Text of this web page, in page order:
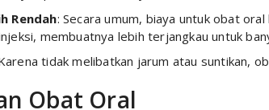
Rendah: Secara umum, biaya untuk obat
membuatnya lebih terjangkau untuk
tidak melibatkan jarum atau suntikan,
Obat Oral